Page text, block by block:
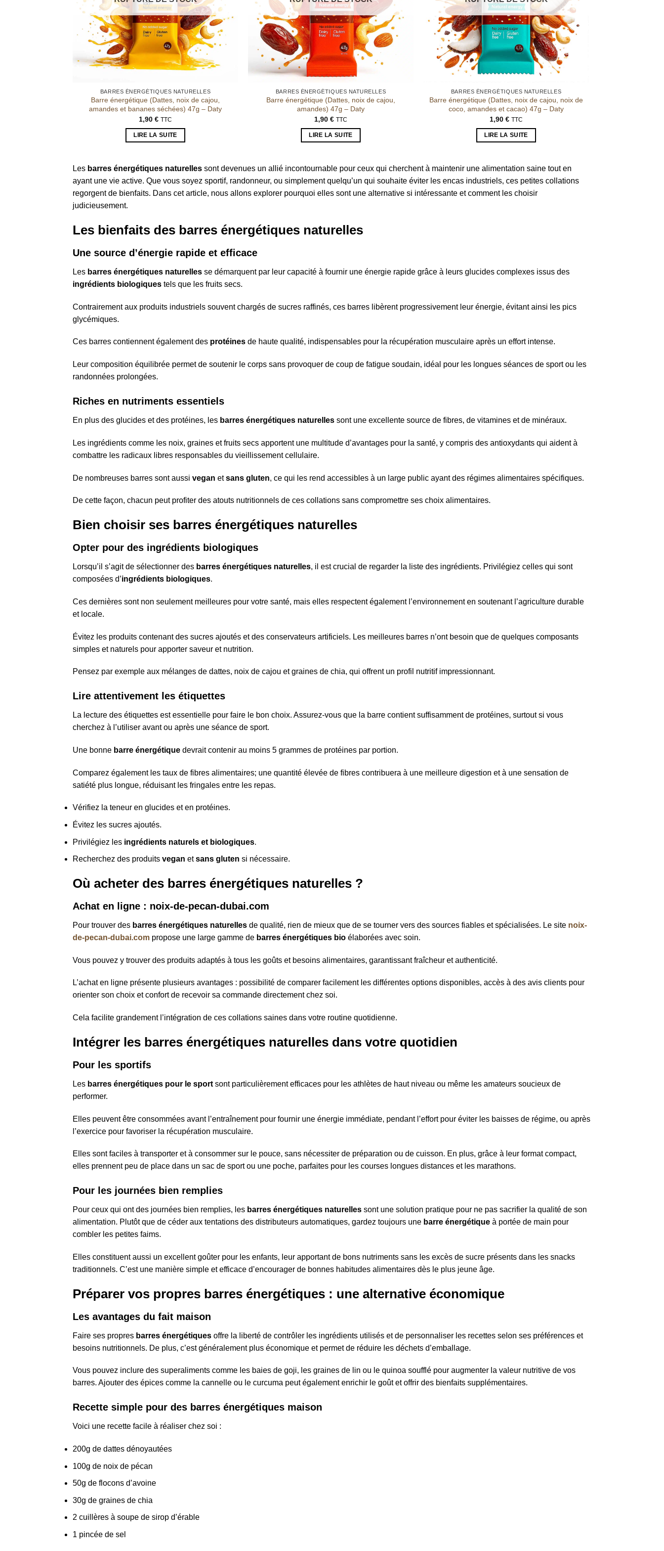
BARRES ÉNERGÉTIQUES NATURELLES
Barre énergétique (Dattes, noix de cajou,
amandes et bananes séchées) 47g – Daty
1,90 € TTC
LIRE LA SUITE
BARRES ÉNERGÉTIQUES NATURELLES
Barre énergétique (Dattes, noix de cajou,
amandes) 47g – Daty
1,90 € TTC
LIRE LA SUITE
BARRES ÉNERGÉTIQUES NATURELLES
Barre énergétique (Dattes, noix de cajou, noix de
coco, amandes et cacao) 47g – Daty
1,90 € TTC
LIRE LA SUITE
Les barres énergétiques naturelles sont devenues un allié incontournable pour ceux qui cherchent à maintenir une alimentation saine tout en
ayant une vie active. Que vous soyez sportif, randonneur, ou simplement quelqu’un qui souhaite éviter les encas industriels, ces petites collations
regorgent de bienfaits. Dans cet article, nous allons explorer pourquoi elles sont une alternative si intéressante et comment les choisir
judicieusement.
Les bienfaits des barres énergétiques naturelles
Une source d’énergie rapide et efficace
Les barres énergétiques naturelles se démarquent par leur capacité à fournir une énergie rapide grâce à leurs glucides complexes issus des
ingrédients biologiques tels que les fruits secs.
Contrairement aux produits industriels souvent chargés de sucres raffinés, ces barres libèrent progressivement leur énergie, évitant ainsi les pics
glycémiques.
Ces barres contiennent également des protéines de haute qualité, indispensables pour la récupération musculaire après un effort intense.
Leur composition équilibrée permet de soutenir le corps sans provoquer de coup de fatigue soudain, idéal pour les longues séances de sport ou les
randonnées prolongées.
Riches en nutriments essentiels
En plus des glucides et des protéines, les barres énergétiques naturelles sont une excellente source de fibres, de vitamines et de minéraux.
Les ingrédients comme les noix, graines et fruits secs apportent une multitude d’avantages pour la santé, y compris des antioxydants qui aident à
combattre les radicaux libres responsables du vieillissement cellulaire.
De nombreuses barres sont aussi vegan etsans gluten, ce qui les rend accessibles à un large public ayant des régimes alimentaires spécifiques.
De cette façon, chacun peut profiter des atouts nutritionnels de ces collations sans compromettre ses choix alimentaires.
Bien choisir ses barres énergétiques naturelles
Opter pour des ingrédients biologiques
Lorsqu’il s’agit de sélectionner des barres énergétiques naturelles, il est crucial de regarder la liste des ingrédients. Privilégiez celles qui sont
composées d’ingrédients biologiques.
Ces dernières sont non seulement meilleures pour votre santé, mais elles respectent également l’environnement en soutenant l’agriculture durable
et locale.
Évitez les produits contenant des sucres ajoutés et des conservateurs artificiels. Les meilleures barres n’ont besoin que de quelques composants
simples et naturels pour apporter saveur et nutrition.
Pensez par exemple aux mélanges de dattes, noix de cajou et graines de chia, qui offrent un profil nutritif impressionnant.
Lire attentivement les étiquettes
La lecture des étiquettes est essentielle pour faire le bon choix. Assurez-vous que la barre contient suffisamment de protéines, surtout si vous
cherchez à l’utiliser avant ou après une séance de sport.
Une bonne barre énergétique devrait contenir au moins 5 grammes de protéines par portion.
Comparez également les taux de fibres alimentaires; une quantité élevée de fibres contribuera à une meilleure digestion et à une sensation de
satiété plus longue, réduisant les fringales entre les repas.
Vérifiez la teneur en glucides et en protéines.
Évitez les sucres ajoutés.
Privilégiez les ingrédients naturels et biologiques.
Recherchez des produits vegan etsans gluten si nécessaire.
Où acheter des barres énergétiques naturelles ?
Achat en ligne : noix-de-pecan-dubai.com
Pour trouver des barres énergétiques naturelles de qualité, rien de mieux que de se tourner vers des sources fiables et spécialisées. Le site noix-
de-pecan-dubai.com propose une large gamme de barres énergétiques bio élaborées avec soin.
Vous pouvez y trouver des produits adaptés à tous les goûts et besoins alimentaires, garantissant fraîcheur et authenticité.
L’achat en ligne présente plusieurs avantages : possibilité de comparer facilement les différentes options disponibles, accès à des avis clients pour
orienter son choix et confort de recevoir sa commande directement chez soi.
Cela facilite grandement l’intégration de ces collations saines dans votre routine quotidienne.
Intégrer les barres énergétiques naturelles dans votre quotidien
Pour les sportifs
Les barres énergétiques pour le sport sont particulièrement efficaces pour les athlètes de haut niveau ou même les amateurs soucieux de
performer.
Elles peuvent être consommées avant l’entraînement pour fournir une énergie immédiate, pendant l’effort pour éviter les baisses de régime, ou après
l’exercice pour favoriser la récupération musculaire.
Elles sont faciles à transporter et à consommer sur le pouce, sans nécessiter de préparation ou de cuisson. En plus, grâce à leur format compact,
elles prennent peu de place dans un sac de sport ou une poche, parfaites pour les courses longues distances et les marathons.
Pour les journées bien remplies
Pour ceux qui ont des journées bien remplies, les barres énergétiques naturelles sont une solution pratique pour ne pas sacrifier la qualité de son
alimentation. Plutôt que de céder aux tentations des distributeurs automatiques, gardez toujours une barre énergétique à portée de main pour
combler les petites faims.
Elles constituent aussi un excellent goûter pour les enfants, leur apportant de bons nutriments sans les excès de sucre présents dans les snacks
traditionnels. C’est une manière simple et efficace d’encourager de bonnes habitudes alimentaires dès le plus jeune âge.
Préparer vos propres barres énergétiques : une alternative économique
Les avantages du fait maison
Faire ses propres barres énergétiques offre la liberté de contrôler les ingrédients utilisés et de personnaliser les recettes selon ses préférences et
besoins nutritionnels. De plus, c’est généralement plus économique et permet de réduire les déchets d’emballage.
Vous pouvez inclure des superaliments comme les baies de goji, les graines de lin ou le quinoa soufflé pour augmenter la valeur nutritive de vos
barres. Ajouter des épices comme la cannelle ou le curcuma peut également enrichir le goût et offrir des bienfaits supplémentaires.
Recette simple pour des barres énergétiques maison
Voici une recette facile à réaliser chez soi :
200g de dattes dénoyautées
100g de noix de pécan
50g de flocons d’avoine
30g de graines de chia
2 cuillères à soupe de sirop d’érable
1 pincée de sel